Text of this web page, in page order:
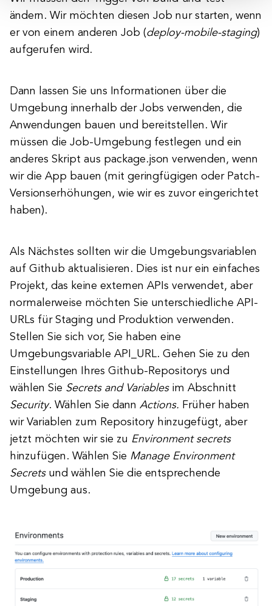
ändern. Wir möchten diesen Job nur starten, wenn
er von einem anderen Job (deploy-mobile-staging)
aufgerufen wird.
Dann lassen Sie uns Informationen über die
Umgebung innerhalb der Jobs verwenden, die
Anwendungen bauen und bereitstellen. Wir
müssen die Job-Umgebung festlegen und ein
anderes Skript aus package.json verwenden, wenn
wir die App bauen (mit geringfügigen oder Patch-
Versionserhöhungen, wie wir es zuvor eingerichtet
haben).
Als Nächstes sollten wir die Umgebungsvariablen
auf Github aktualisieren. Dies ist nur ein einfaches
Projekt, das keine externen APIs verwendet, aber
normalerweise möchten Sie unterschiedliche API-
URLs für Staging und Produktion verwenden.
Stellen Sie sich vor, Sie haben eine
Umgebungsvariable API_URL. Gehen Sie zu den
Einstellungen Ihres Github-Repositorys und
wählen Sie Secrets and Variablesim Abschnitt
Security. Wählen Sie dann Actions. Früher haben
wir Variablen zum Repository hinzugefügt, aber
jetzt möchten wir sie zu Environment secrets
hinzufügen. Wählen Sie Manage Environment
Secretsund wählen Sie die entsprechende
Umgebung aus.